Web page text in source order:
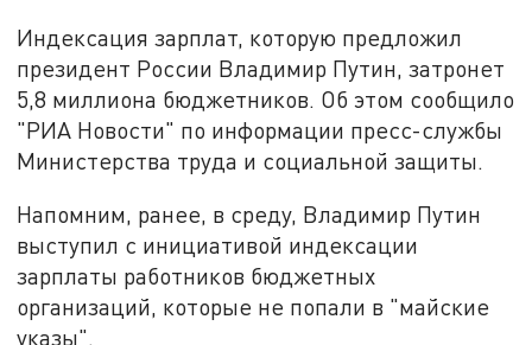
Индексация зарплат, которую предложил
президент России Владимир Путин, затронет
5,8 миллиона бюджетников. Об этом сообщило
"РИА Новости" по информации пресс-службы
Министерства труда и социальной защиты.
Напомним, ранее, в среду, Владимир Путин
выступил с инициативой индексации
зарплаты работников бюджетных
организаций, которые не попали в "майские
указы".